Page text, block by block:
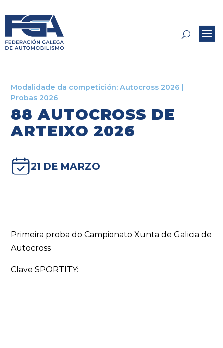
Modalidade da competición:Autocross 2026 |
Probas 2026
88 AUTOCROSS DE
ARTEIXO 2026
21 DE MARZO
Primeira proba do Campionato Xunta de Galicia de
Autocross
Clave SPORTITY: